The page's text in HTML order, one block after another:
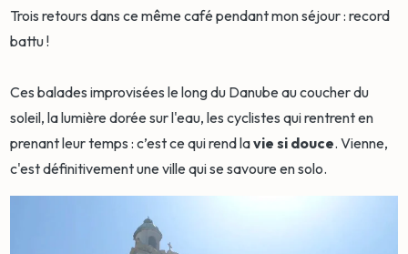
Trois retours dans ce même café pendant mon séjour : record
battu !
Ces balades improvisées le long du Danube au coucher du
soleil, la lumière dorée sur l'eau, les cyclistes qui rentrent en
prenant leur temps : c’est ce qui rend lavie si douce. Vienne,
c'est définitivement une ville qui se savoure en solo.